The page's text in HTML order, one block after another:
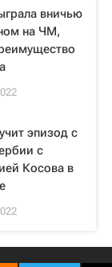
вничью
на ЧМ,
эпизод с
с
Косова в